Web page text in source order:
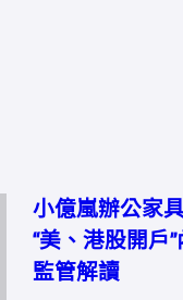
小億嵐辦公家
“美、港股開戶
監管解讀